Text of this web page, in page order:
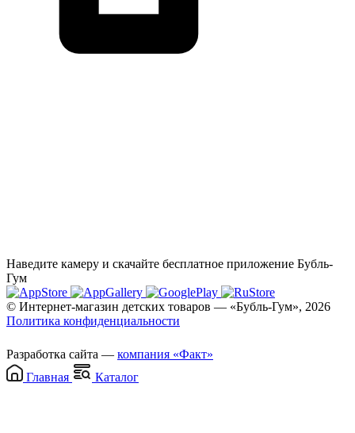
Наведите камеру и скачайте бесплатное приложение Бубль-
Гум
© Интернет-магазин детских товаров — «Бубль-Гум», 2026
Политика конфиденциальности
Разработка сайта — компания «Факт»
Главная
Каталог